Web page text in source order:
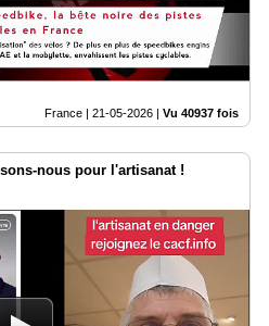
France | 21-05-2026 Vu 40937 fois
nous pour l'artisanat !